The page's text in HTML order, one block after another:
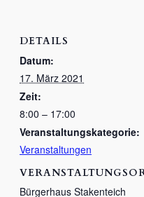
DETAILS
Datum:
17. März 2021
Zeit:
8:00 – 17:00
Veranstaltungskategorie:
Veranstaltungen
Bürgerhaus Stakenteich